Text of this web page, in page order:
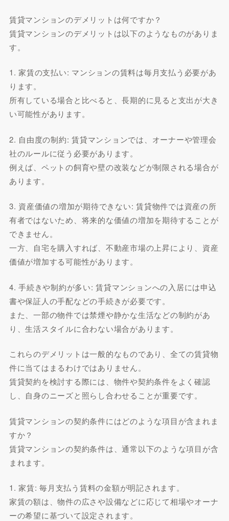
賃貸マンションのデメリットは何ですか？
賃貸マンションのデメリットは以下のようなものがありま
す。
1. 家賃の支払い: マンションの賃料は毎月支払う必要があ
ります。
所有している場合と比べると、長期的に見ると支出が大き
い可能性があります。
2. 自由度の制約: 賃貸マンションでは、オーナーや管理会
社のルールに従う必要があります。
例えば、ペットの飼育や壁の改装などが制限される場合が
あります。
3. 資産価値の増加が期待できない: 賃貸物件では資産の所
有者ではないため、将来的な価値の増加を期待することが
できません。
一方、自宅を購入すれば、不動産市場の上昇により、資産
価値が増加する可能性があります。
4. 手続きや制約が多い: 賃貸マンションへの入居には申込
書や保証人の手配などの手続きが必要です。
また、一部の物件では禁煙や静かな生活などの制約があ
り、生活スタイルに合わない場合があります。
これらのデメリットは一般的なものであり、全ての賃貸物
件に当てはまるわけではありません。
賃貸契約を検討する際には、物件や契約条件をよく確認
し、自身のニーズと照らし合わせることが重要です。
賃貸マンションの契約条件にはどのような項目が含まれま
すか？
賃貸マンションの契約条件は、通常以下のような項目が含
まれます。
1. 家賃: 毎月支払う賃料の金額が明記されます。
家賃の額は、物件の広さや設備などに応じて相場やオーナ
ーの希望に基づいて設定されます。